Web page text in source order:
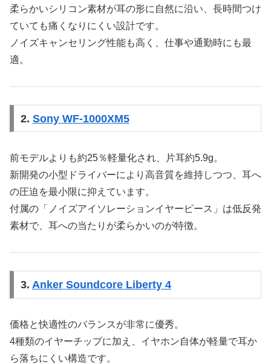
柔らかいシリコン素材が耳の形に自然に沿い、長時間つけ
ていても痛くなりにくい設計です。
ノイズキャンセリング性能も高く、仕事や通勤時にも最
適。
2. Sony WF-1000XM5
前モデルよりも約25％軽量化され、片耳約5.9g。
新開発の小型ドライバーにより高音質を維持しつつ、耳へ
の圧迫を最小限に抑えています。
付属の「ノイズアイソレーションイヤーピース」は低反発
素材で、耳への当たりが柔らかいのが特徴。
3. Anker Soundcore Liberty 4
価格と快適性のバランスが非常に優秀。
4種類のイヤーチップに加え、イヤホン自体が軽量で耳か
ら落ちにくい構造です。